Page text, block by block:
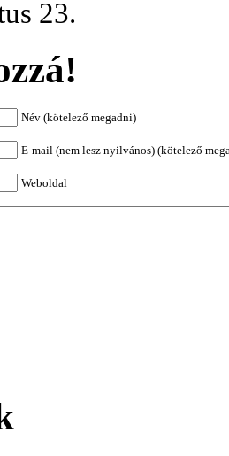
23.
Név (kötelező megadni)
E-mail (nem lesz nyilvános) (kötelező
Weboldal